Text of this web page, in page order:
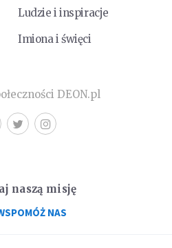
Ludzie i inspiracje
Imiona i święci
DEON.pl
naszą misję
NAS